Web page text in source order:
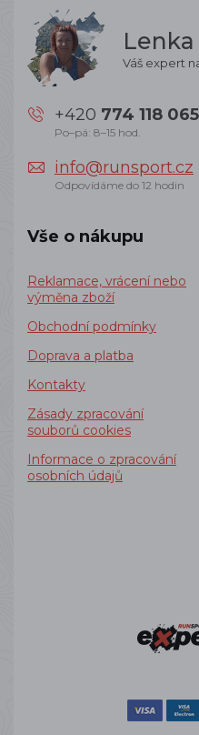
Lenka
Váš expert
+420 774 118 065
Po–pá: 8–15 hod.
info@runsport.cz
Odpovídáme do 12 hodin
Vše o nákupu
Reklamace, vrácení nebo
výměna zboží
Obchodní podmínky
Doprava a platba
Kontakty
Zásady zpracování
souborů cookies
Informace o zpracování
osobních údajů